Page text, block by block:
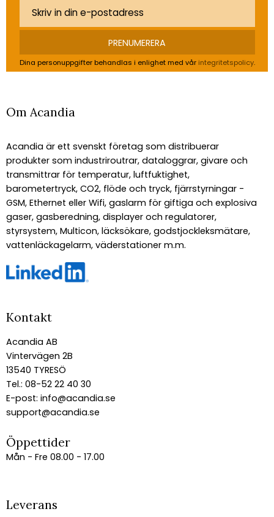
PRENUMERERA
Dina personuppgifter behandlas i enlighet med vår integritetspolicy.
Om Acandia
Acandia är ett svenskt företag som distribuerar
produkter som industriroutrar, dataloggrar, givare och
transmittrar för temperatur, luftfuktighet,
barometertryck, CO2, flöde och tryck, fjärrstyrningar -
GSM, Ethernet eller Wifi, gaslarm för giftiga och explosiva
gaser, gasberedning, displayer och regulatorer,
styrsystem, Multicon, läcksökare, godstjockleksmätare,
vattenläckagelarm, väderstationer m.m.
Kontakt
Acandia AB
Vintervägen 2B
13540 TYRESÖ
Tel.: 08-52 22 40 30
E-post: info@acandia.se
support@acandia.se
Öppettider
Mån - Fre 08.00 - 17.00
Leverans